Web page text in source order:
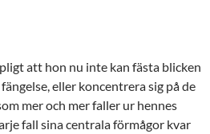
att hon nu inte kan fästa blicken
eller koncentrera sig på de
mer och mer faller ur hennes
fall sina centrala förmågor kvar